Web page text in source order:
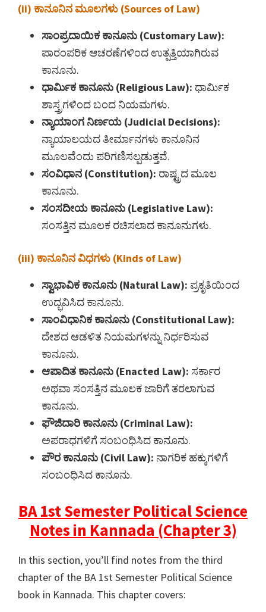
(ii) ಕಾನೂನಿನ ಮೂಲಗಳು (Sources of Law)
ಸಾಂಪ್ರದಾಯಿಕ ಕಾನೂನು (Customary Law):
ಪಾರಂಪರಿಕ ಆಚರಣೆಗಳಿಂದ ಉತ್ಪತ್ತಿಯಾಗಿರುವ
ಕಾನೂನು.
ಧಾರ್ಮಿಕ ಕಾನೂನು (Religious Law): ಧಾರ್ಮಿಕ
ಶಾಸ್ತ್ರಗಳಿಂದ ಬಂದ ನಿಯಮಗಳು.
ನ್ಯಾಯಾಂಗ ನಿರ್ಣಯ (Judicial Decisions):
ನ್ಯಾಯಾಲಯದ ತೀರ್ಮಾನಗಳು ಕಾನೂನಿನ
ಮೂಲವೆಂದು ಪರಿಗಣಿಸಲ್ಪಡುತ್ತವೆ.
ಸಂವಿಧಾನ (Constitution): ರಾಷ್ಟ್ರದ ಮೂಲ
ಕಾನೂನು.
ಸಂಸದೀಯ ಕಾನೂನು (Legislative Law):
ಸಂಸತ್ತಿನ ಮೂಲಕ ರಚಿಸಲಾದ ಕಾನೂನುಗಳು.
(iii) ಕಾನೂನಿನ ವಿಧಗಳು (Kinds of Law)
ಸ್ವಾಭಾವಿಕ ಕಾನೂನು (Natural Law): ಪ್ರಕೃತಿಯಿಂದ
ಉದ್ಭವಿಸಿದ ಕಾನೂನು.
ಸಾಂವಿಧಾನಿಕ ಕಾನೂನು (Constitutional Law):
ದೇಶದ ಆಡಳಿತ ನಿಯಮಗಳನ್ನು ನಿರ್ಧರಿಸುವ
ಕಾನೂನು.
ಆಪಾದಿತ ಕಾನೂನು (Enacted Law): ಸರ್ಕಾರ
ಅಥವಾ ಸಂಸತ್ತಿನ ಮೂಲಕ ಜಾರಿಗೆ ತರಲಾಗುವ
ಕಾನೂನು.
ಫೌಜಿದಾರಿ ಕಾನೂನು (Criminal Law):
ಅಪರಾಧಗಳಿಗೆ ಸಂಬಂಧಿಸಿದ ಕಾನೂನು.
ಪೌರ ಕಾನೂನು (Civil Law): ನಾಗರಿಕ ಹಕ್ಕುಗಳಿಗೆ
ಸಂಬಂಧಿಸಿದ ಕಾನೂನು.
BA 1st Semester Political Science
Notes in Kannada (Chapter 3)
In this section, you’ll find notes from the third
chapter of the BA 1st Semester Political Science
book in Kannada. This chapter covers: